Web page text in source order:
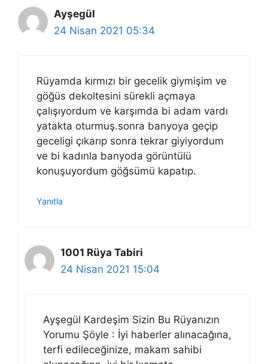
Ayşegül
24 Nisan 2021 05:34
Rüyamda kırmızı bir gecelik giymişim ve
göğüs dekoltesini sürekli açmaya
çalışıyordum ve karşımda bi adam vardı
yatakta oturmuş.sonra banyoya geçip
geceligi çıkarıp sonra tekrar giyiyordum
ve bi kadınla banyoda görüntülü
konuşuyordum göğsümü kapatıp.
Yanıtla
1001 Rüya Tabiri
24 Nisan 2021 15:04
Ayşegül Kardeşim Sizin Bu Rüyanızın
Yorumu Şöyle : İyi haberler alınacağına,
terfi edileceğinize, makam sahibi